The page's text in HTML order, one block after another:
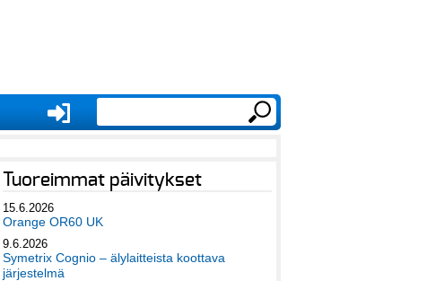
Tuoreimmat päivitykset
15.6.2026
Orange OR60 UK
9.6.2026
Symetrix Cognio – älylaitteista koottava
järjestelmä